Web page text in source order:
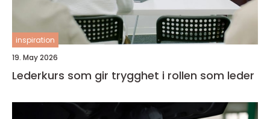
inspiration
19. May 2026
Lederkurs som gir trygghet i rollen som leder